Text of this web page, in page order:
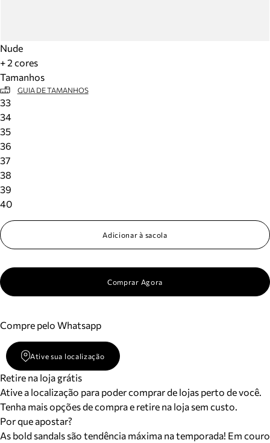
Nude
+ 2 cores
Tamanhos
GUIA DE TAMANHOS
33
34
35
36
37
38
39
40
Adicionar à sacola
Comprar Agora
Compre pelo Whatsapp
Ative sua localização
Retire na loja grátis
Ative a localização para poder comprar de lojas perto de você.
Tenha mais opções de compra e retire na loja sem custo.
Por que apostar?
As bold sandals são tendência máxima na temporada! Em couro